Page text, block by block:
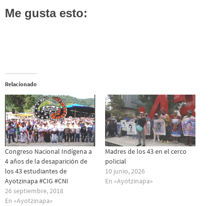
Me gusta esto:
Relacionado
Congreso Nacional Indígena a
4 años de la desaparición de
los 43 estudiantes de
Ayotzinapa #CIG #CNI
26 septiembre, 2018
En «Ayotzinapa»
Madres de los 43 en el cerco
policial
10 junio, 2026
En «Ayotzinapa»